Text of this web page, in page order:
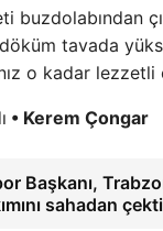
buzdolabından
tavada
o kadar lezzetli
• Kerem Çongar
Başkanı,
sahadan çekti